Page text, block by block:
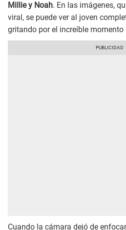
Millie y Noah. En las imágenes,
viral, se puede ver al joven
gritando por el increíble momento
Cuando la cámara dejó de